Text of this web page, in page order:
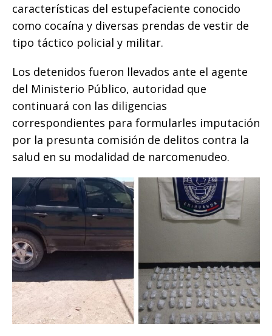
características del estupefaciente conocido
como cocaína y diversas prendas de vestir de
tipo táctico policial y militar.
Los detenidos fueron llevados ante el agente
del Ministerio Público, autoridad que
continuará con las diligencias
correspondientes para formularles imputación
por la presunta comisión de delitos contra la
salud en su modalidad de narcomenudeo.